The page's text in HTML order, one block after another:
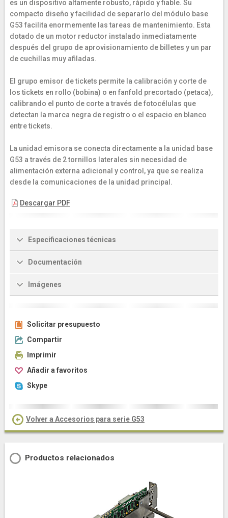
es un dispositivo altamente robusto, rápido y fiable. Su
compacto diseño y facilidad de separarlo del módulo base
G53 facilita enormemente las tareas de mantenimiento. Esta
dotado de un motor reductor instalado inmediatamente
después del grupo de aprovisionamiento de billetes y un par
de cuchillas muy afiladas.
El grupo emisor de tickets permite la calibración y corte de
los tickets en rollo (bobina) o en fanfold precortado (petaca),
calibrando el punto de corte a través de fotocélulas que
detectan la marca negra de registro o el espacio en blanco
entre tickets.
La unidad emisora se conecta directamente a la unidad base
G53 a través de 2 tornillos laterales sin necesidad de
alimentación externa adicional y control, ya que se realiza
desde la comunicaciones de la unidad principal.
Descargar PDF
Especificaciones técnicas
Documentación
Imágenes
Solicitar presupuesto
Compartir
Imprimir
Añadir a favoritos
Skype
Volver a Accesorios para serie G53
Productos relacionados